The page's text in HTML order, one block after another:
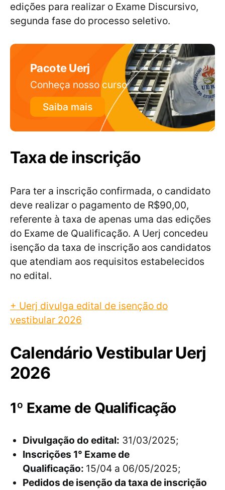
edições para realizar o Exame Discursivo,
segunda fase do processo seletivo.
Pacote Uerj
Conheça nosso curso
Saiba mais
Taxa de inscrição
Para ter a inscrição confirmada, o candidato
deve realizar o pagamento de R$90,00,
referente à taxa de apenas uma das edições
do Exame de Qualificação. A Uerj concedeu
isenção da taxa de inscrição aos candidatos
que atendiam aos requisitos estabelecidos
no edital.
+ Uerj divulga edital de isenção do
vestibular 2026
Calendário Vestibular Uerj
2026
1º Exame de Qualificação
Divulgação do edital: 31/03/2025;
Inscrições 1° Exame de
Qualificação: 15/04 a 06/05/2025;
Pedidos de isenção da taxa de inscrição